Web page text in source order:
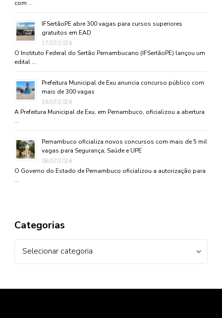
com …
IFSertãoPE abre 300 vagas para cursos superiores
gratuitos em EAD
17/07/2026
O Instituto Federal do Sertão Pernambucano (IFSertãoPE) lançou um
edital …
Prefeitura Municipal de Exu anuncia concurso público com
mais de 300 vagas
16/07/2026
A Prefeitura Municipal de Exu, em Pernambuco, oficializou a abertura
…
Pernambuco oficializa novos concursos com mais de 5 mil
vagas para Segurança, Saúde e UPE
08/07/2026
O Governo do Estado de Pernambuco oficializou a autorização para
…
Categorias
Categorias